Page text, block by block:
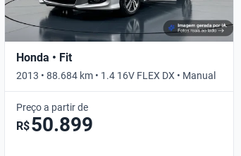
Honda • Fit
2013 • 88.684 km • 1.4 16V FLEX DX • Manual
Preço a partir de
R$50.899